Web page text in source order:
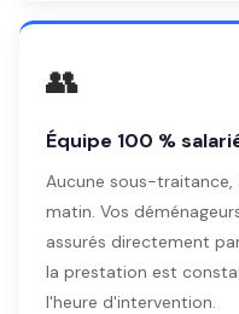
👥
Équipe 100 %
Aucune sous-traitance,
matin. Vos
assurés directement
la prestation est
l'heure d'intervention.